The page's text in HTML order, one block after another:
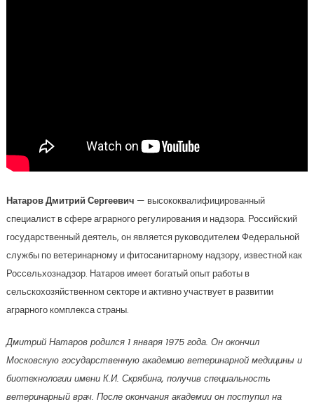
Натаров Дмитрий Сергеевич — высококвалифицированный
специалист в сфере аграрного регулирования и надзора. Российский
государственный деятель, он является руководителем Федеральной
службы по ветеринарному и фитосанитарному надзору, известной как
Россельхознадзор. Натаров имеет богатый опыт работы в
сельскохозяйственном секторе и активно участвует в развитии
аграрного комплекса страны.
Дмитрий Натаров родился 1 января 1975 года. Он окончил
Московскую государственную академию ветеринарной медицины и
биотехнологии имени К.И. Скрябина, получив специальность
ветеринарный врач. После окончания академии он поступил на